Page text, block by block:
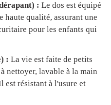
: Le dos est équipé
haute qualité, assurant une
pour les enfants qui
: La vie est faite de petits
nettoyer, lavable à la main
est résistant à l'usure et